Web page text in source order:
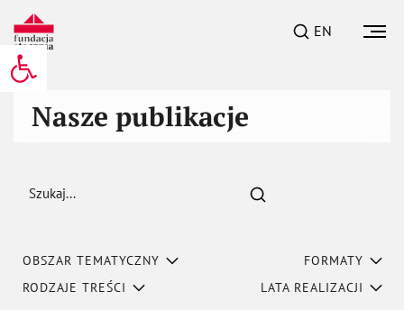
Otwórz pasek narzędzi
EN
Nasze publikacje
Szukaj
OBSZAR TEMATYCZNY
FORMATY
RODZAJE TREŚCI
LATA REALIZACJI